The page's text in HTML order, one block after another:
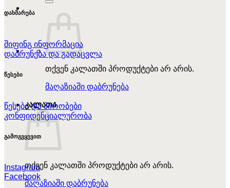
თქვენ კალათში პროდუქტები არ არის.
მაღაზიაში დაბრუნება
კალათა
თქვენ კალათში პროდუქტები არ არის.
მაღაზიაში დაბრუნება
დახმარება
შიფინგ ინფორმაცია
დაბრუნება და გადაცვლა
წესები
წესები და პირობები
კონფიდენციალურობა
გამოგვყევით
Instagram
Facebook